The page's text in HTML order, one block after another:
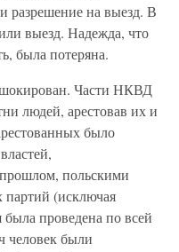
разрешение на выезд. В
выезд. Надежда, что
была потеряна.
Части НКВД
людей, арестовав их и
было
польскими
партий (исключая
проведена по всей
человек были